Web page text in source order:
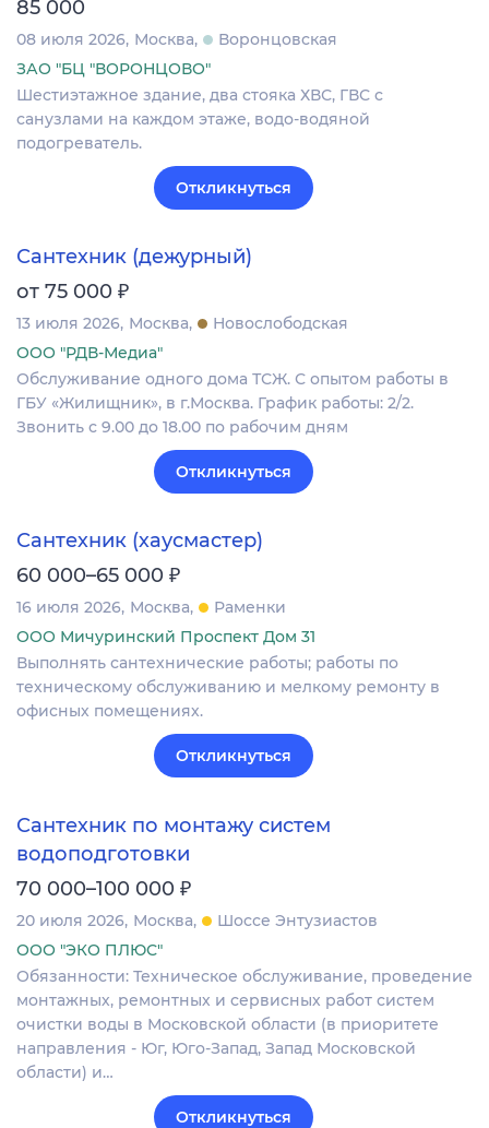
85 000
08 июля 2026 Москва
Воронцовская
ЗАО "БЦ "ВОРОНЦОВО"
Шестиэтажное здание, два стояка ХВС, ГВС с
санузлами на каждом этаже, водо-водяной
подогреватель.
Откликнуться
Сантехник (дежурный)
от 75 000 ₽
13 июля 2026 Москва
Новослободская
ООО "РДВ-Медиа"
Обслуживание одного дома ТСЖ. С опытом работы в
ГБУ «Жилищник», в г.Москва. График работы: 2/2.
Звонить с 9.00 до 18.00 по рабочим дням
Откликнуться
Сантехник (хаусмастер)
60 000–65 000 ₽
16 июля 2026 Москва
Раменки
ООО Мичуринский Проспект Дом 31
Выполнять сантехнические работы; работы по
техническому обслуживанию и мелкому ремонту в
офисных помещениях.
Откликнуться
Сантехник по монтажу систем
водоподготовки
70 000–100 000 ₽
20 июля 2026 Москва
Шоссе Энтузиастов
ООО "ЭКО ПЛЮС"
Обязанности: Техническое обслуживание, проведение
монтажных, ремонтных и сервисных работ систем
очистки воды в Московской области (в приоритете
направления - Юг, Юго-Запад, Запад Московской
области) и…
Откликнуться